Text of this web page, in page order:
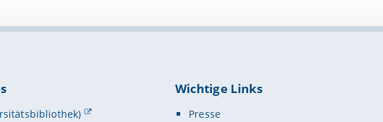
Wichtige Links
Presse